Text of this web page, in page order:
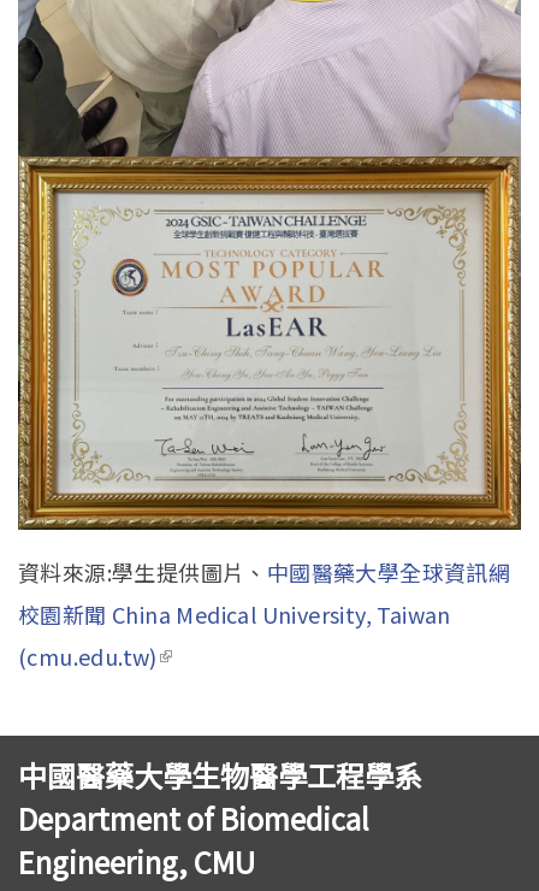
資料來源:學生提供圖片、 中國醫藥大學全球資訊網
校園新聞 China Medical University, Taiwan
(cmu.edu.tw)(link is external)
中國醫藥大學生物醫學工程學系
Department of Biomedical
Engineering, CMU